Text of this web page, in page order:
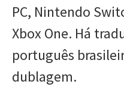
PC, Nintendo
Xbox One. Há
português
dublagem.